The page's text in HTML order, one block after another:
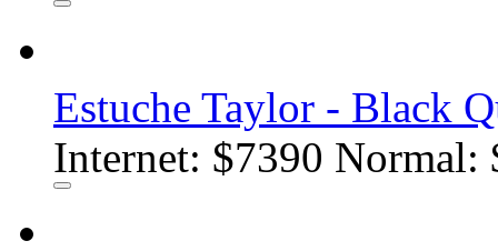
Estuche Taylor - Black
Internet: $7390 Normal: